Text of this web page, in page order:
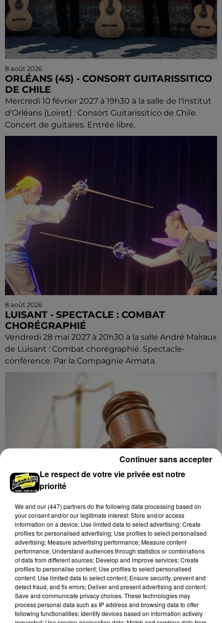
8 août 2026
ORLÉANS (45) - CONSORT GUITARISSITICO
DE CHILE
Mercredi 10 février 2027 à 19h30 à la salle de l'Institut
d'Orléans (Loiret) : Consort Guitarissitico de Chile.
Concert de guitares. Entrée libre.
8 août 2026
LUISANT - SPECTACLE : COMBAT
CHORÉGRAPHIÉ
Vendredi 28 mai 2027 à 20h30 à la salle André Malraux
de Luisant : Combat chorégraphié. Spectacle-
conférence. Par la Compagnie Armata.
8 août 2026
LE COUDRAY - VENTE AUX ENCHÈRES :
TSF, TÉLÉPHONES
Mardi 15 décembre à 10h00 à l'espace des ventes du
Coudray : vente aux enchères. TSF. Téléphones.
Le respect de votre vie privée est notre
priorité
We and our (447) partnersdo the following data processing based on
your consent and/or our legitimate interest: Store and/or access
information on a device; Use limited data to select advertising; Create
profiles for personalised advertising; Use profiles to select personalised
advertising; Measure advertising performance; Measure content
performance; Understand audiences through statistics or combinations
of data from different sources; Develop and improve services; Create
profiles to personalise content; Use profiles to select personalised
content; Use limited data to select content; Ensure security, prevent and
detect fraud, and fix errors; Deliver and present advertising and content;
Save and communicate privacy choices. These technologies may
process personal data such as IP address and browsing data to offer
following functionalities: Identify devices based on information actively
Continuer sans accepter